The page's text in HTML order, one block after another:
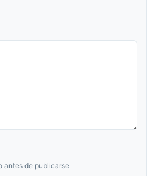
antes de publicarse